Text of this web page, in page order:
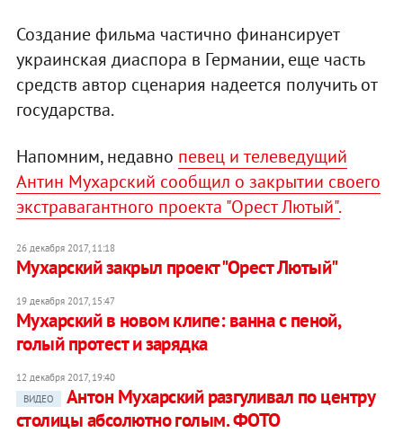
Создание фильма частично финансирует
украинская диаспора в Германии, еще часть
средств автор сценария надеется получить от
государства.
Напомним, недавно певец и телеведущий
Антин Мухарский сообщил о закрытии своего
экстравагантного проекта "Орест Лютый".
26 декабря 2017, 11:18
Мухарский закрыл проект "Орест Лютый"
19 декабря 2017, 15:47
Мухарский в новом клипе: ванна с пеной,
голый протест и зарядка
12 декабря 2017, 19:40
ВИДЕО
Антон Мухарский разгуливал по центру
столицы абсолютно голым. ФОТО